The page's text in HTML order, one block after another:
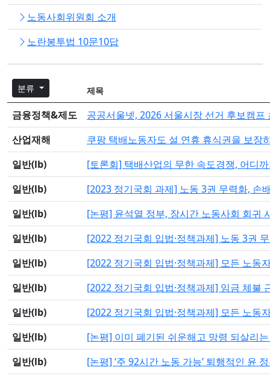
노동사회위원회 소개
노란봉투법 10문10답
분류 제목
금융정책&제도
공공서울넷, 2026 서울시장 선거 후보캠프
산업재해
쿠팡 택배노동자도 설 연휴 휴식권을 보장
일반(lb)
[토론회] 택배산업의 무한 속도경쟁, 어디
일반(lb)
[2023 정기국회 과제] 노동 3권 무력화, 손
일반(lb)
[논평] 윤석열 정부, 장시간 노동사회 회귀
일반(lb)
[2022 정기국회 입법·정책과제] 노동 3권
일반(lb)
[2022 정기국회 입법·정책과제] 모든 노동
일반(lb)
[2022 정기국회 입법·정책과제] 임금 체불
일반(lb)
[2022 정기국회 입법·정책과제] 모든 노동
일반(lb)
[논평] 이미 폐기된 쉬운해고 망령 되살리
일반(lb)
[논평] ‘주 92시간 노동 가능’ 퇴행적인 윤